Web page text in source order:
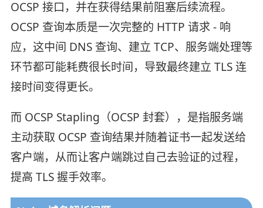
OCSP 接口，并在获得结果前阻塞后续流程。
OCSP 查询本质是一次完整的 HTTP 请求 - 响
应，这中间 DNS 查询、建立 TCP、服务端处理等
环节都可能耗费很长时间，导致最终建立 TLS 连
接时间变得更长。
而 OCSP Stapling（OCSP 封套），是指服务端
主动获取 OCSP 查询结果并随着证书一起发送给
客户端，从而让客户端跳过自己去验证的过程，
提高 TLS 握手效率。